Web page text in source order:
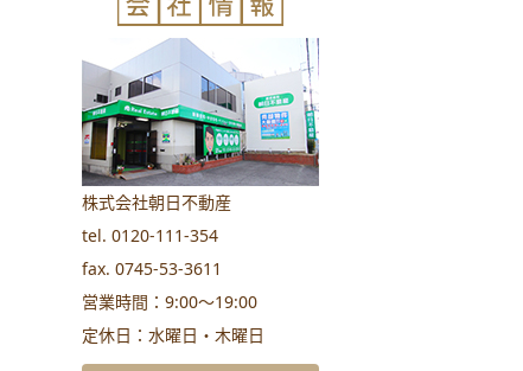
株式会社朝日不動産
tel. 0120-111-354
fax. 0745-53-3611
営業時間：9:00～19:00
定休日：水曜日・木曜日